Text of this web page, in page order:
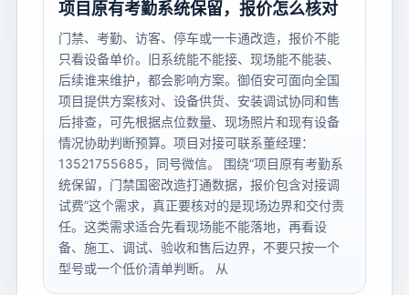
项目原有考勤系统保留，报价怎么核对
门禁、考勤、访客、停车或一卡通改造，报价不能
只看设备单价。旧系统能不能接、现场能不能装、
后续谁来维护，都会影响方案。御佰安可面向全国
项目提供方案核对、设备供货、安装调试协同和售
后排查，可先根据点位数量、现场照片和现有设备
情况协助判断预算。项目对接可联系董经理：
13521755685，同号微信。 围绕“项目原有考勤系
统保留，门禁国密改造打通数据，报价包含对接调
试费”这个需求，真正要核对的是现场边界和交付责
任。这类需求适合先看现场能不能落地，再看设
备、施工、调试、验收和售后边界，不要只按一个
型号或一个低价清单判断。 从